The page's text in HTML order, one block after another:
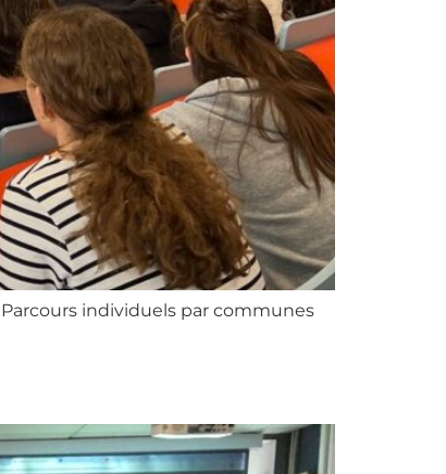
Parcours individuels par communes